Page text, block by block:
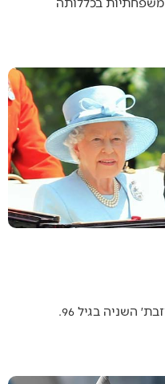
לפני כשבועיים נפטרה המלכה אליזבת׳ השניה בגיל 96.